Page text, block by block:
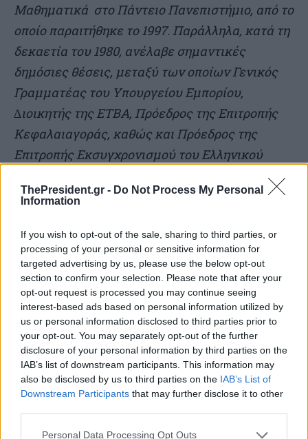
ThePresident.gr - Do Not Process My Personal
Information
If you wish to opt-out of the sale, sharing to third parties, or
processing of your personal or sensitive information for
targeted advertising by us, please use the below opt-out
section to confirm your selection. Please note that after your
opt-out request is processed you may continue seeing
interest-based ads based on personal information utilized by
us or personal information disclosed to third parties prior to
your opt-out. You may separately opt-out of the further
disclosure of your personal information by third parties on the
IAB’s list of downstream participants. This information may
also be disclosed by us to third parties on the IAB’s List of
Downstream Participants that may further disclose it to other
Personal Data Processing Opt Outs
Μαθηµατικά στο Πάντειο Πανεπιστήµιο, από το
οποίο παραιτήθηκε το 1997. Παράλληλα, κατά τη
δεκαετία του 1980, ανέλαβε σηµαντικές
δηµόσιες θέσεις, µεταξύ των οποίων Γενικός
Γραµµατέας του Υπουργείου Εµπορίου,
∆ιοικητής της ΕΤΒΑ, Πρόεδρος της Επιτροπής
Κεφαλαιαγοράς, καθώς και Πρόεδρος της
Επιτροπής Εκσυγχρονισµού του Ελληνικού
οµάδας Ελλήνων επιχειρηµατιών που
∆ηµόσιο. Υπό την ηγεσία του, η τράπεζα
εξελίχθηκε σε έναν από τους µεγαλύτερους
χρηµατοπιστωτικούς οργανισµούς της Ελλάδας
και της Νοτιοανατολικής Ευρώπης, µέσω
εξαγορών, συγχωνεύσεων και τεχνολογικών
καινοτοµιών. ∆ιετέλεσε Πρόεδρος του Οµίλου
Πειραιώς επί 25 χρόνια και αργότερα
ανακηρύχθηκε Επίτιµος Πρόεδρος. Σήµερα
δραστηριοποιείται επιχειρηµατικά µέσω του